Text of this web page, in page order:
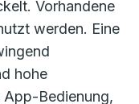
Vorhandene
werden. Eine
hohe
Bedienung,